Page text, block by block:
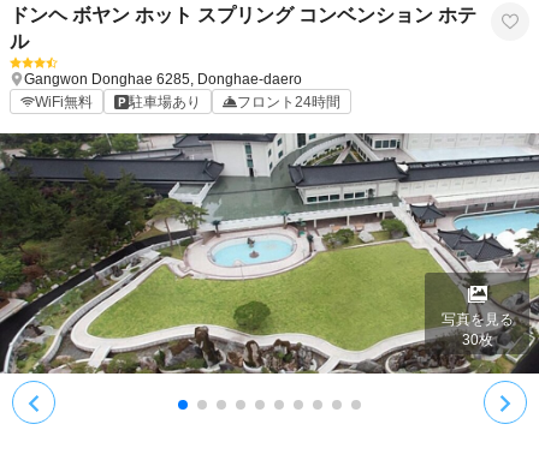
ドンヘ ボヤン ホット スプリング コンベンション ホテ
ル
Gangwon Donghae 6285, Donghae-daero
WiFi無料
駐車場あり フロント24時間
写真を見る
30枚